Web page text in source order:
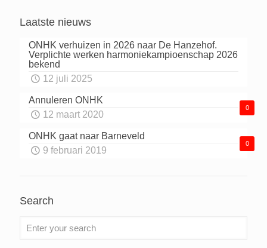
Laatste nieuws
ONHK verhuizen in 2026 naar De Hanzehof.
Verplichte werken harmoniekampioenschap 2026
bekend
12 juli 2025
0
Annuleren ONHK
12 maart 2020
0
ONHK gaat naar Barneveld
9 februari 2019
Search